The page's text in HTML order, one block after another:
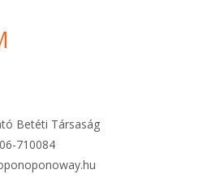
Betéti Társaság
710084